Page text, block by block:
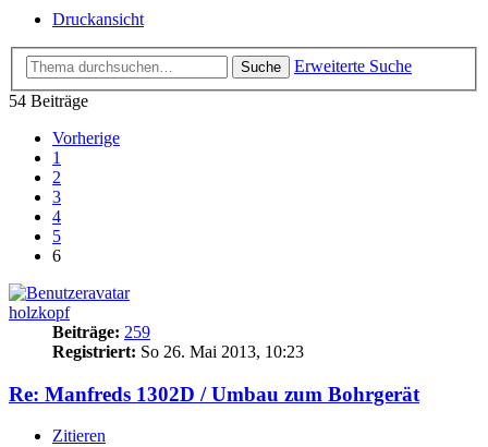
Druckansicht
Suche
Erweiterte Suche
54 Beiträge
Vorherige
1
2
3
4
5
6
holzkopf
Beiträge: 259
Registriert: So 26. Mai 2013, 10:23
Re: Manfreds 1302D / Umbau zum Bohrgerät
Zitieren